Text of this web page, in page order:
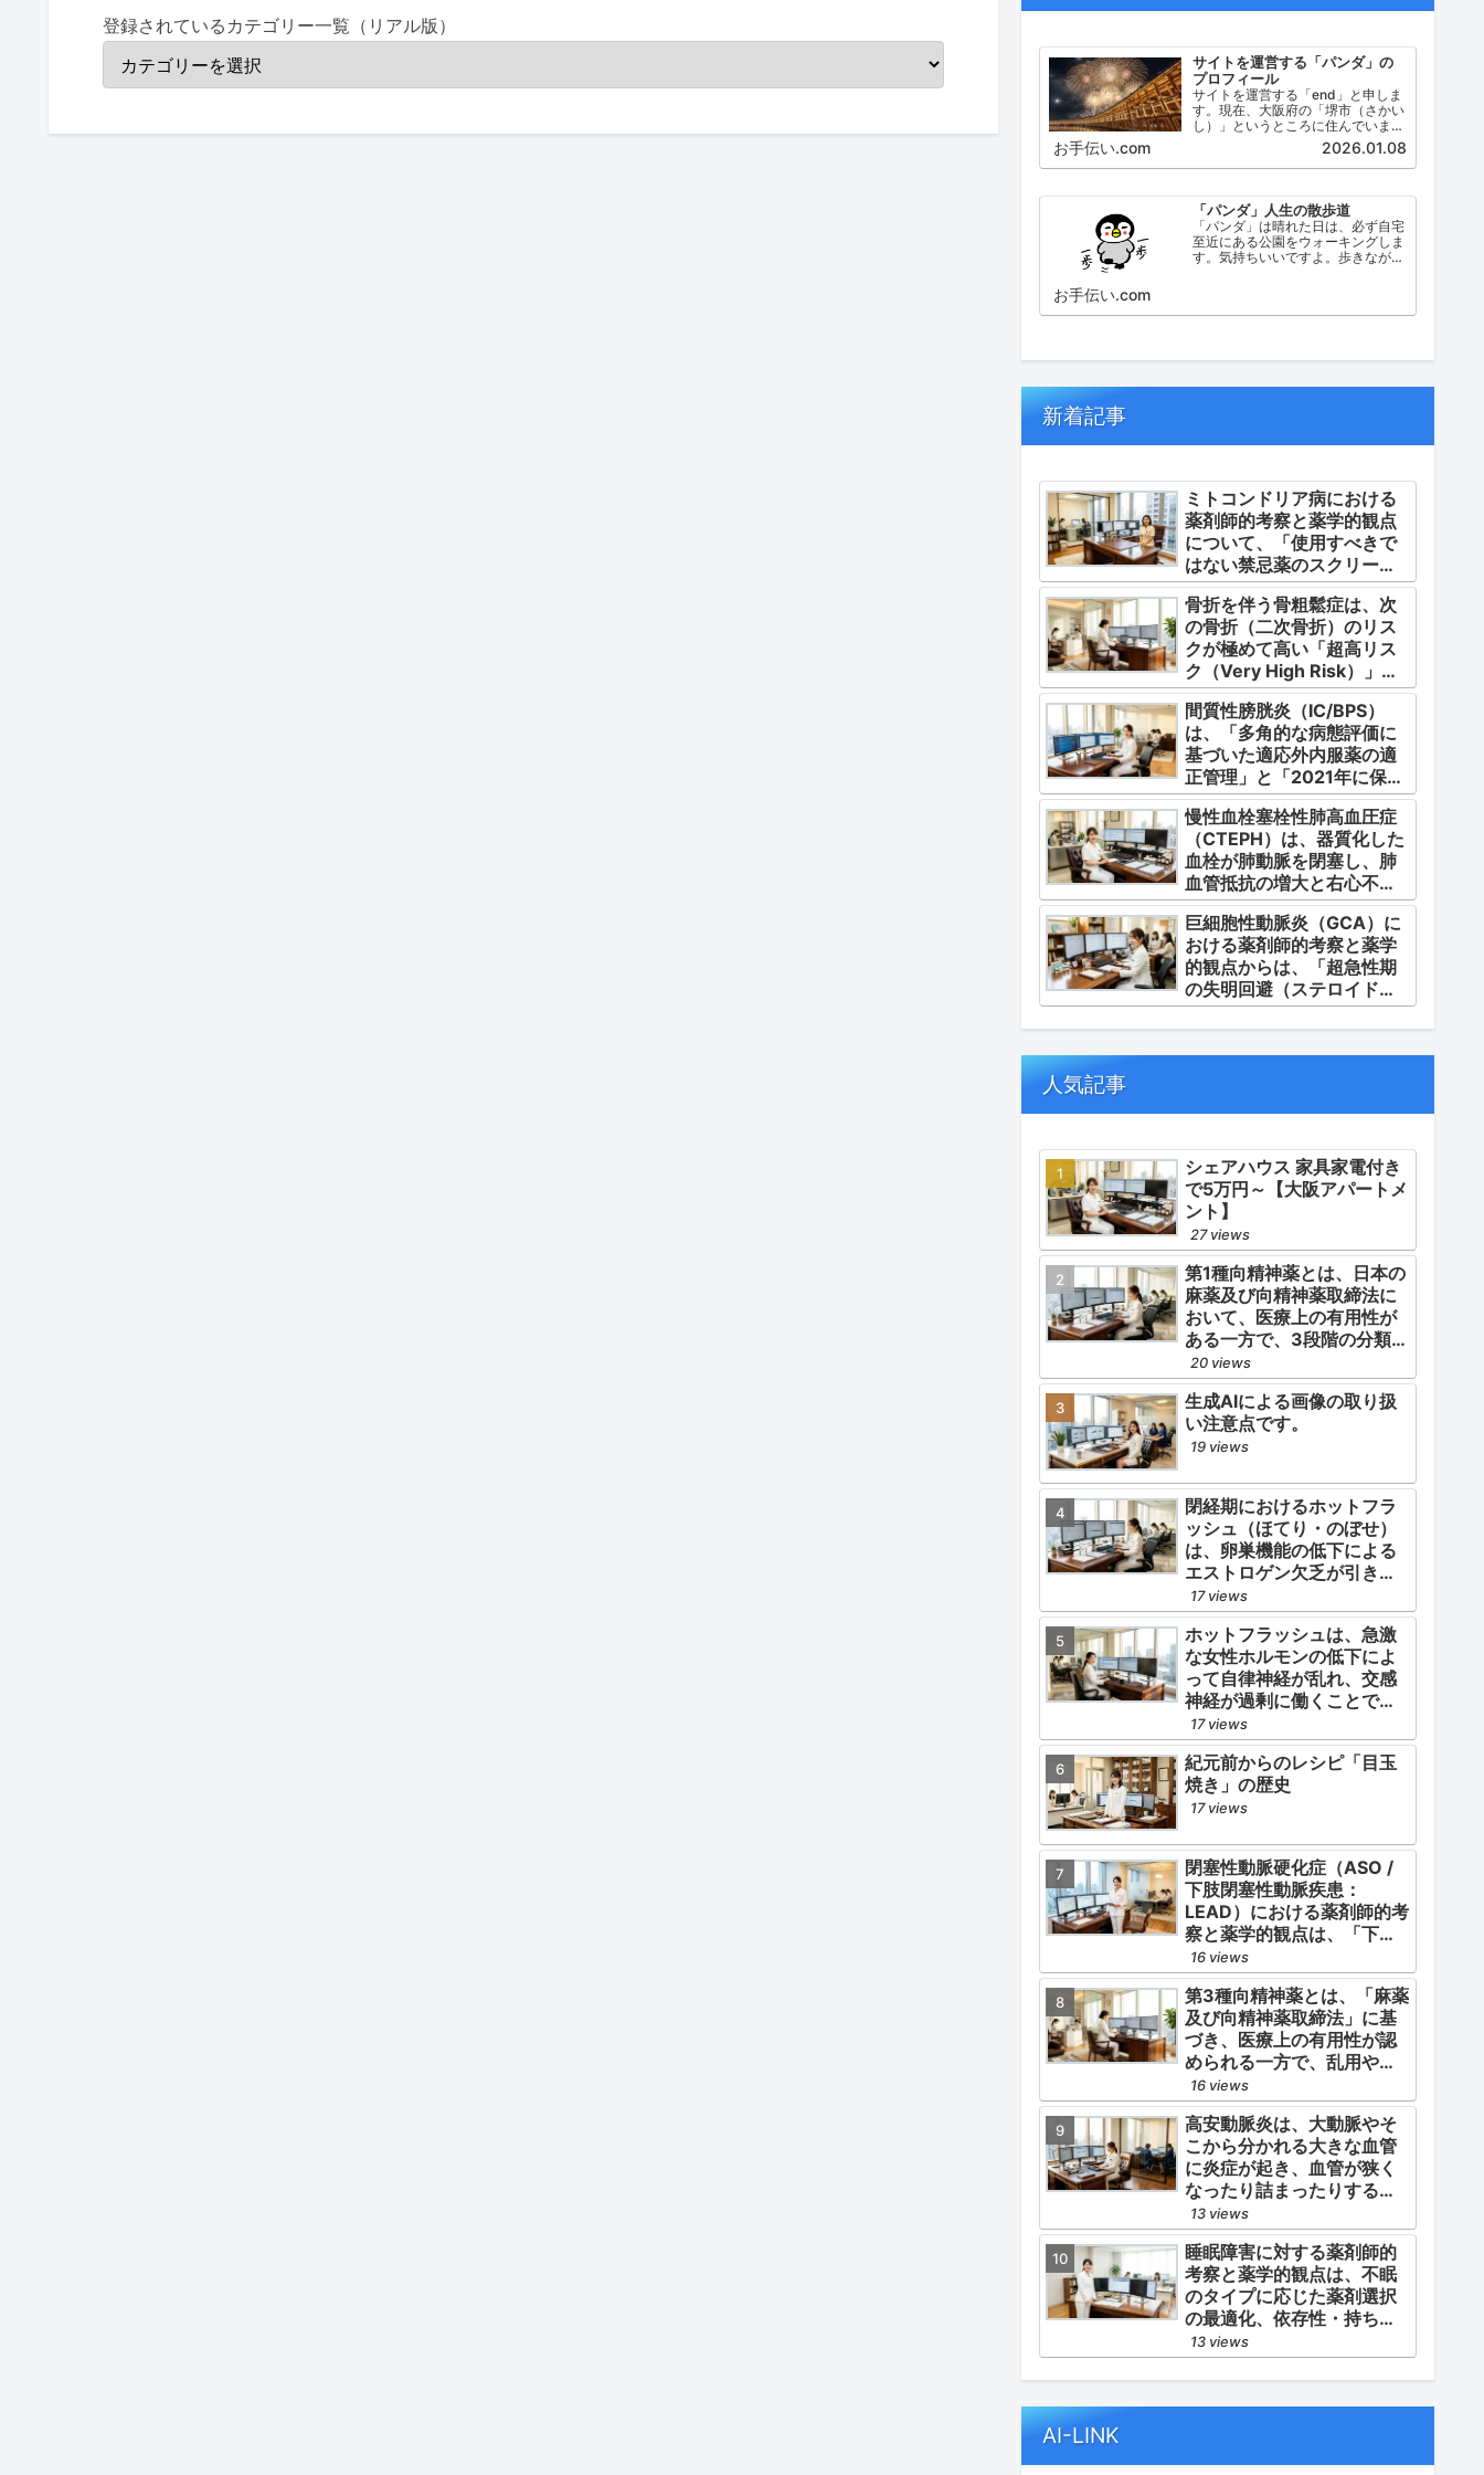
登録されているカテゴリー一覧（リアル版）
サイトを運営する「パンダ」の
プロフィール
サイトを運営する「end」と申しま
す。現在、大阪府の「堺市（さかい
し）」というところに住んでいま
す。堺市（さかいし）は、大阪府の
泉北地域にある政令指定都市で、府
内では大阪市に次いで人口が多い都
お手伝い.com 2026.01.08
「パンダ」人生の散歩道
「パンダ」は晴れた日は、必ず自宅
至近にある公園をウォーキングしま
す。気持ちいいですよ。歩きなが
お手伝い.com
新着記事
ミトコンドリア病における
薬剤師的考察と薬学的観点
について、「使用すべきで
はない禁忌薬のスクリーニ
ング」「対症療法・カクテ
ル療法の適正使用」「画期
的な新薬・DDSの動向」の
3つの軸から整理します。
骨折を伴う骨粗鬆症は、次
の骨折（二次骨折）のリス
クが極めて高い「超高リス
ク（Very High Risk）」な
状態です。
間質性膀胱炎（IC/BPS）
は、「多角的な病態評価に
基づいた適応外内服薬の適
正管理」と「2021年に保険
適用となった初の治療薬で
あるジメチルスルホキシド
（DMSO）の安全かつ確実
な調剤・運用」に集約され
ます。
慢性血栓塞栓性肺高血圧症
（CTEPH）は、器質化した
血栓が肺動脈を閉塞し、肺
血管抵抗の増大と右心不全
を引き起こす指定難病（第4
群肺高血圧症）です。
巨細胞性動脈炎（GCA）に
おける薬剤師的考察と薬学
的観点からは、「超急性期
の失明回避（ステロイドパ
ルス等の迅速な管理）」
「再燃防止とステロイドの
最小化（トシリズマブやウ
ル」の3点が最も重要な薬学
的ケアの軸となります。
人気記事
シェアハウス 家具家電付き
で5万円～【大阪アパートメ
ント】
27 views
第1種向精神薬とは、日本の
麻薬及び向精神薬取締法に
おいて、医療上の有用性が
ある一方で、3段階の分類
（第1種〜第3種）の中で最
も医療用としての濫用の危
険性が高く、有害作用が強
いとされる医薬品です。
20 views
生成AIによる画像の取り扱
い注意点です。
19 views
閉経期におけるホットフラ
ッシュ（ほてり・のぼせ）
は、卵巣機能の低下による
エストロゲン欠乏が引き金
となります。
17 views
ホットフラッシュは、急激
な女性ホルモンの低下によ
って自律神経が乱れ、交感
神経が過剰に働くことで起
こります。
17 views
紀元前からのレシピ「目玉
焼き」の歴史
17 views
閉塞性動脈硬化症（ASO /
下肢閉塞性動脈疾患：
LEAD）における薬剤師的考
察と薬学的観点は、「下肢
症状（跛行・疼痛）の緩
和」と「全身性動脈硬化に
よる脳心血管イベント（脳
梗塞・心筋梗塞）の二次予
防」の2軸を同時に管理する
ことにあります。
16 views
第3種向精神薬とは、「麻薬
及び向精神薬取締法」に基
づき、医療上の有用性が認
められる一方で、乱用や依
存の危険性から厳重な管
理・規制が必要とされる薬
物のうち、第1種・第2種よ
りも比較的リスクが低いと
判断されて指定されている
医薬品の分類です。
16 views
高安動脈炎は、大動脈やそ
こから分かれる大きな血管
に炎症が起き、血管が狭く
なったり詰まったりする指
定難病です。
13 views
睡眠障害に対する薬剤師的
考察と薬学的観点は、不眠
のタイプに応じた薬剤選択
の最適化、依存性・持ち越
し効果などの副作用モニタ
リング、そして生活習慣
（睡眠衛生）の改善支援に
あります。
13 views
AI-LINK